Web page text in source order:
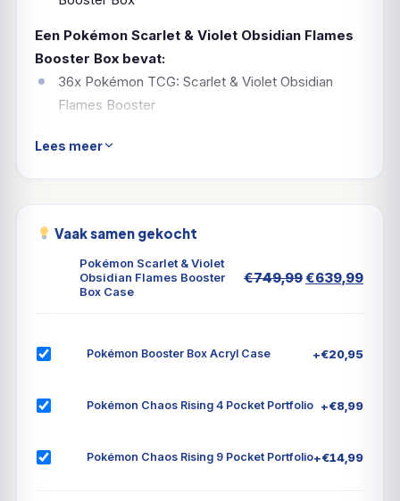
Een Pokémon Scarlet & Violet Obsidian Flames
Booster Box bevat:
36x Pokémon TCG: Scarlet & Violet Obsidian
Flames Booster
Razende vlammen, gesmeed in
Roodgloeiende sintels verlichten de pikzwarte nacht
opduikt met nieuwe duistere krachten! Door het
glinsterende Terastal-fenomeen krijgen sommige
andere types dan normaal, terwijl Dragonite ex en
Greedent ex hun eigen innerlijke krachten tonen.
beloven de loop van de strijd te veranderen in de
Lees meer
Vaak samen gekocht
Pokémon Scarlet & Violet
Obsidian Flames Booster
Box Case
€749,99€639,99
Pokémon Booster Box Acryl Case +€20,95
Pokémon Chaos Rising 4 Pocket Portfolio +€8,99
Pokémon Chaos Rising 9 Pocket Portfolio+€14,99